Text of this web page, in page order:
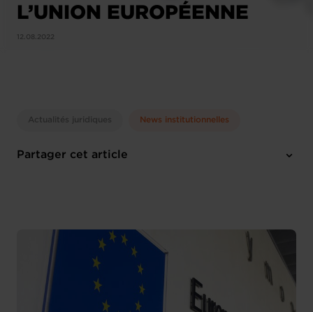
L’UNION EUROPÉENNE
12.08.2022
Actualités juridiques News institutionnelles
Partager cet article